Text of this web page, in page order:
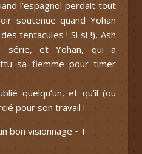
l’espagnol perdait tout
soutenue quand Yohan
tentacules ! Si si !), Ash
série, et Yohan, qui a
sa flemme pour timer
quelqu’un, et qu’il (ou
pour son travail !
bon visionnage ~ !